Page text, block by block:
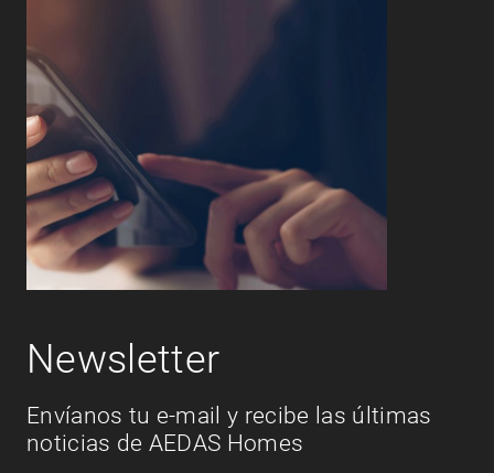
Newsletter
Envíanos tu e-mail y recibe las últimas
noticias de AEDAS Homes